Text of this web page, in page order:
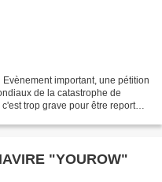
important, une pétition
de la catastrophe de
trop grave pour être reporté à
"YOUROW"